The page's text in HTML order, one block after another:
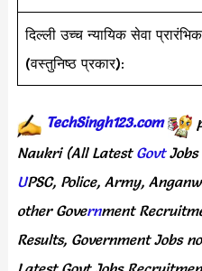
दिल्ली उच्च न्यायिक सेवा प्रारंभिक
(वस्तुनिष्ठ प्रकार):
TechSingh123.com
Naukri (All Latest Govt Jobs
UPSC, Police, Army,
other Government
Results, Government Jobs